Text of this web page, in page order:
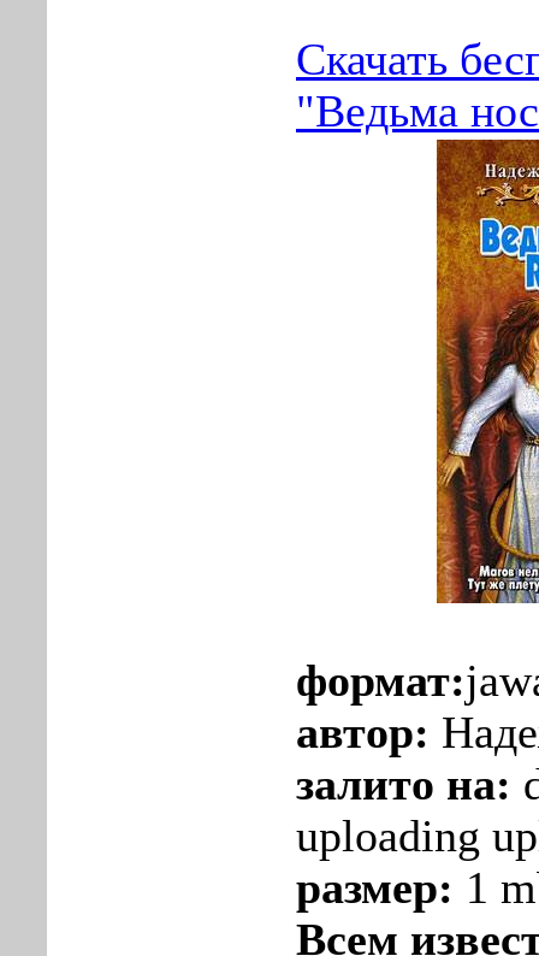
Скачать
"Ведьма
формат:
автор:
залито на:
uploading
размер: 1
Всем